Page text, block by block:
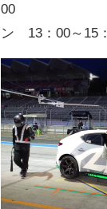
00 午
ン 13 ：00～ 15